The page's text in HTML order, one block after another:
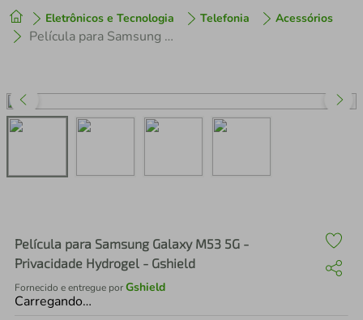
Eletrônicos e Tecnologia Telefonia Acessórios
Película para Samsung Galaxy M53 5G - Privacidade Hydrogel - Gshield
Película para Samsung Galaxy M53 5G -
Privacidade Hydrogel - Gshield
Fornecido e entregue porGshield
Carregando…
1º tenis
perfume